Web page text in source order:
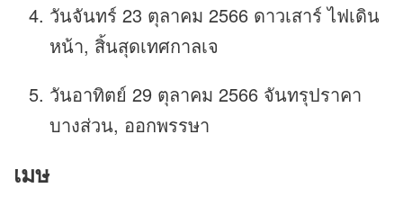
วันจันทร์ 23 ตุลาคม 2566 ดาวเสาร์ ไฟเดิน
หน้า, สิ้นสุดเทศกาลเจ
วันอาทิตย์ 29 ตุลาคม 2566 จันทรุปราคา
บางส่วน, ออกพรรษา
เมษ